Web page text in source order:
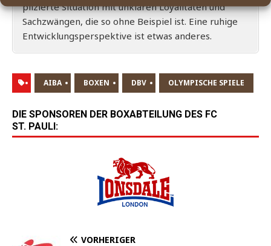
pli­zier­te Situa­ti­on mit unkla­ren Loya­li­tä­ten und
Sach­zwän­gen, die so ohne Bei­spiel ist. Eine ruhi­ge
Ent­wick­lungs­per­spek­ti­ve ist etwas anderes.
AIBA BOXEN DBV OLYMPISCHE SPIELE
DIE SPONSOREN DER BOXABTEILUNG DES FC
ST. PAULI:
VORHERIGER